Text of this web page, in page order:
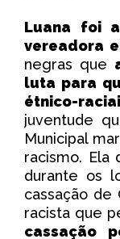
Luana foi
vereadora
negras que
luta para
étnico-
juventude
Municipal
racismo. Ela
durante os
cassação de
racista que
cassação